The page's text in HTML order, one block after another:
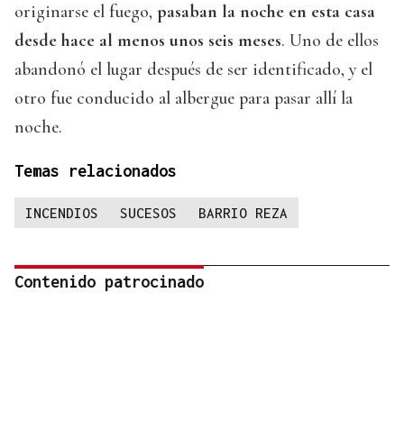
originarse el fuego, pasaban la noche en esta casa
desde hace al menos unos seis meses. Uno de ellos
abandonó el lugar después de ser identificado, y el
otro fue conducido al albergue para pasar allí la
noche.
Temas relacionados
INCENDIOS SUCESOS BARRIO REZA
Contenido patrocinado